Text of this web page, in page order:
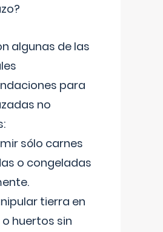
algunas de las
para
no
sólo carnes
o congeladas
tierra en
huertos sin